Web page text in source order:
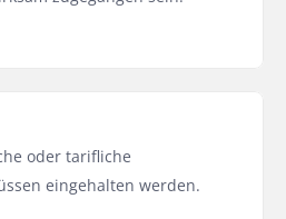
oder tarifliche
eingehalten werden.